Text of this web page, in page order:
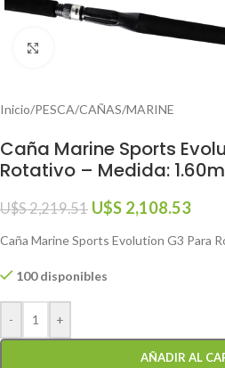
Inicio/PESCA/CAÑAS/MARINE
Caña Marine Sports
Rotativo – Medida:
U$S2,219.51 U$S 2,108.53
Caña Marine Sports Evolution G3 Para
100 disponibles
- +
AÑADIR AL